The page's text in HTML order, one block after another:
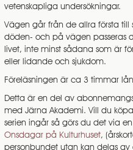
vetenskapliga undersökningar.
Vägen går från de allra första till
döden- och på vägen passeras
livet, inte minst sådana som är
eller lidande och sjukdom.
Föreläsningen är ca 3 timmar
Detta är en del av
med Järna Akademi. Vill du
serien ingår så görs du det via
Onsdagar på Kulturhuset,
personbundet utan kan delas